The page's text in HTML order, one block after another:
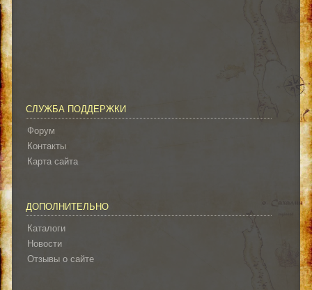
СЛУЖБА ПОДДЕРЖКИ
Форум
Контакты
Карта сайта
ДОПОЛНИТЕЛЬНО
Каталоги
Новости
Отзывы о сайте